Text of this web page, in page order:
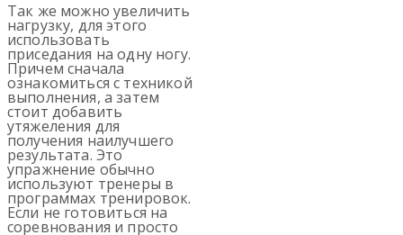
Так же можно увеличить
нагрузку, для этого
использовать
приседания на одну ногу.
Причем сначала
ознакомиться с техникой
выполнения, а затем
стоит добавить
утяжеления для
получения наилучшего
результата. Это
упражнение обычно
используют тренеры в
программах тренировок.
Если не готовиться на
соревнования и просто